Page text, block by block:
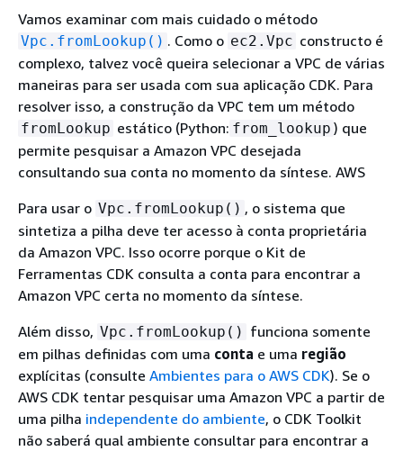
Vamos examinar com mais cuidado o método
Vpc.fromLookup() . Como o ec2.Vpc constructo é
complexo, talvez você queira selecionar a VPC de várias
maneiras para ser usada com sua aplicação CDK. Para
resolver isso, a construção da VPC tem um método
fromLookup estático (Python: from_lookup ) que
permite pesquisar a Amazon VPC desejada
consultando sua conta no momento da síntese. AWS
Para usar o Vpc.fromLookup() , o sistema que
sintetiza a pilha deve ter acesso à conta proprietária
da Amazon VPC. Isso ocorre porque o Kit de
Ferramentas CDK consulta a conta para encontrar a
Amazon VPC certa no momento da síntese.
Além disso, Vpc.fromLookup() funciona somente
em pilhas definidas com uma conta e uma região
explícitas (consulte Ambientes para o AWS CDK). Se o
AWS CDK tentar pesquisar uma Amazon VPC a partir de
uma pilha independente do ambiente, o CDK Toolkit
não saberá qual ambiente consultar para encontrar a